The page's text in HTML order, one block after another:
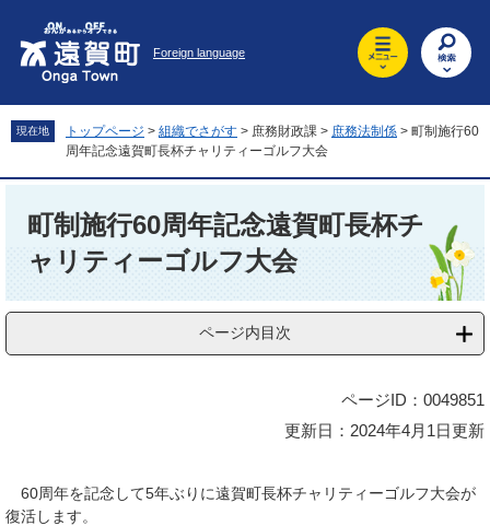
先
頭
を
飛
Foreign language
現在地 トップページ > 組織でさがす > 庶務財政課 > 庶務法制係 > 町制施行60
周年記念遠賀町長杯チャリティーゴルフ大会
町制施行60周年記念遠賀町長杯チ
ャリティーゴルフ大会
ページ内目次
ページID：0049851
更新日：2024年4月1日更新
60周年を記念して5年ぶりに遠賀町長杯チャリティーゴルフ大会が
復活します。